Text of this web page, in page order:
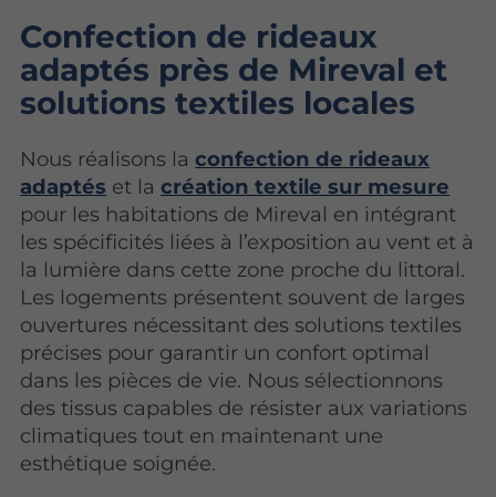
Confection de rideaux
adaptés près de Mireval et
solutions textiles locales
Nous réalisons laconfection de rideaux
adaptés et lacréation textile sur mesure
pour les habitations de Mireval en intégrant
les spécificités liées à l’exposition au vent et à
la lumière dans cette zone proche du littoral.
Les logements présentent souvent de larges
ouvertures nécessitant des solutions textiles
précises pour garantir un confort optimal
dans les pièces de vie. Nous sélectionnons
des tissus capables de résister aux variations
climatiques tout en maintenant une
esthétique soignée.